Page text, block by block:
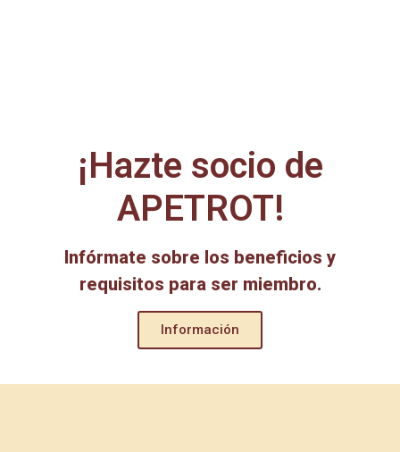
¡Hazte socio de
APETROT!
Infórmate sobre los beneficios y
requisitos para ser miembro.
Información